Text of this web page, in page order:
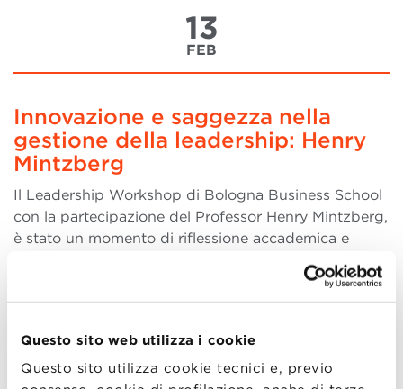
Questo sito web utilizza i cookie
Questo sito utilizza cookie tecnici e, previo
13
FEB
Innovazione e saggezza nella
gestione della leadership: Henry
Mintzberg
Il Leadership Workshop di Bologna Business School
con la partecipazione del Professor Henry Mintzberg,
è stato un momento di riflessione accademica e
saggezza pratica. In un'epoca in cui le teorie di
Management si incontrano e scontrano sul terreno di
un mondo del business in costante evoluzione